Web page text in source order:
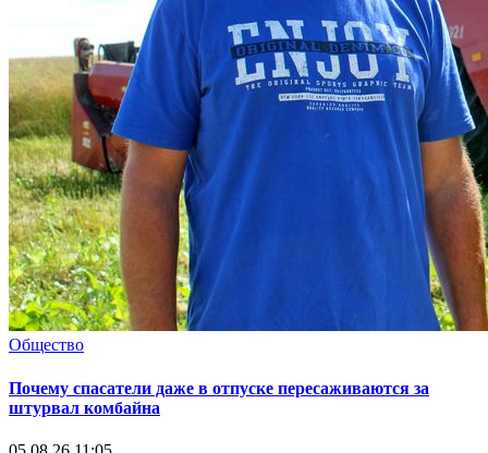
Общество
Почему спасатели даже в отпуске пересаживаются за
штурвал комбайна